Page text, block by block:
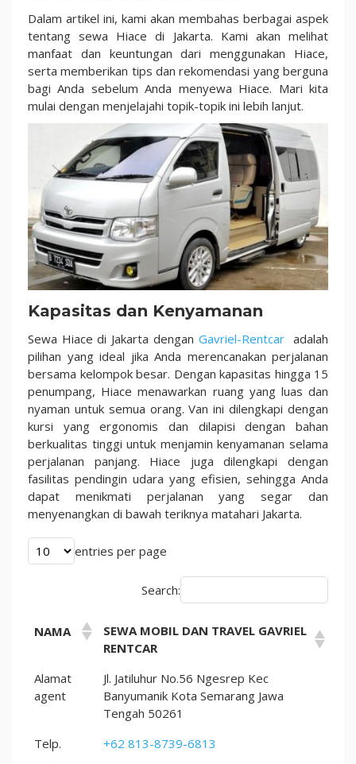
Dalam artikel ini, kami akan membahas berbagai aspek
tentang sewa Hiace di Jakarta. Kami akan melihat
manfaat dan keuntungan dari menggunakan Hiace,
serta memberikan tips dan rekomendasi yang berguna
bagi Anda sebelum Anda menyewa Hiace. Mari kita
mulai dengan menjelajahi topik-topik ini lebih lanjut.
Kapasitas dan Kenyamanan
Sewa Hiace di Jakarta dengan Gavriel-Rentcaradalah
pilihan yang ideal jika Anda merencanakan perjalanan
bersama kelompok besar. Dengan kapasitas hingga 15
penumpang, Hiace menawarkan ruang yang luas dan
nyaman untuk semua orang. Van ini dilengkapi dengan
kursi yang ergonomis dan dilapisi dengan bahan
berkualitas tinggi untuk menjamin kenyamanan selama
perjalanan panjang. Hiace juga dilengkapi dengan
fasilitas pendingin udara yang efisien, sehingga Anda
dapat menikmati perjalanan yang segar dan
menyenangkan di bawah teriknya matahari Jakarta.
entries per page
Search:
NAMA
SEWA MOBIL DAN TRAVEL GAVRIEL
RENTCAR
Alamat
agent
Jl. Jatiluhur No.56 Ngesrep Kec
Banyumanik Kota Semarang Jawa
Tengah 50261
Telp.
+62 813-8739-6813